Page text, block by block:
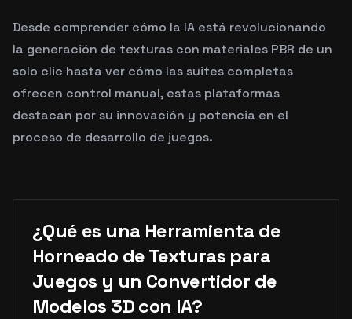
Desde comprender cómo la IA está revolucionando
la generación de texturas con materiales PBR de un
solo clic hasta ver cómo las suites completas
ofrecen control manual, estas plataformas
destacan por su innovación y potencia en el
proceso de desarrollo de juegos.
¿Qué es una Herramienta de
Horneado de Texturas para
Juegos y un Convertidor de
Modelos 3D con IA?